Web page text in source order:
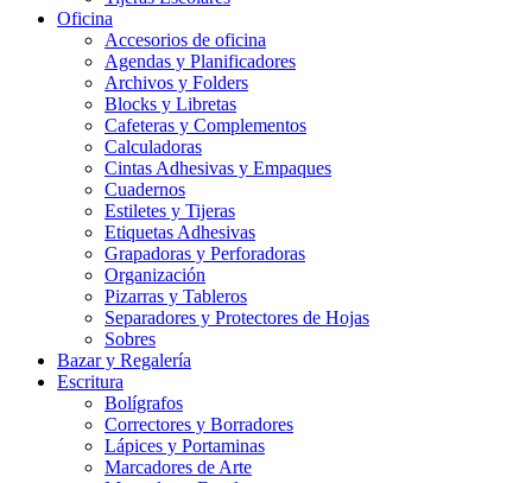
Oficina
Accesorios de oficina
Agendas y Planificadores
Archivos y Folders
Blocks y Libretas
Cafeteras y Complementos
Calculadoras
Cintas Adhesivas y Empaques
Cuadernos
Estiletes y Tijeras
Etiquetas Adhesivas
Grapadoras y Perforadoras
Organización
Pizarras y Tableros
Separadores y Protectores de Hojas
Sobres
Bazar y Regalería
Escritura
Bolígrafos
Correctores y Borradores
Lápices y Portaminas
Marcadores de Arte